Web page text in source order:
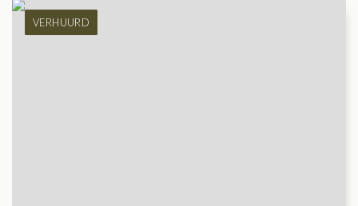
VERHUURD